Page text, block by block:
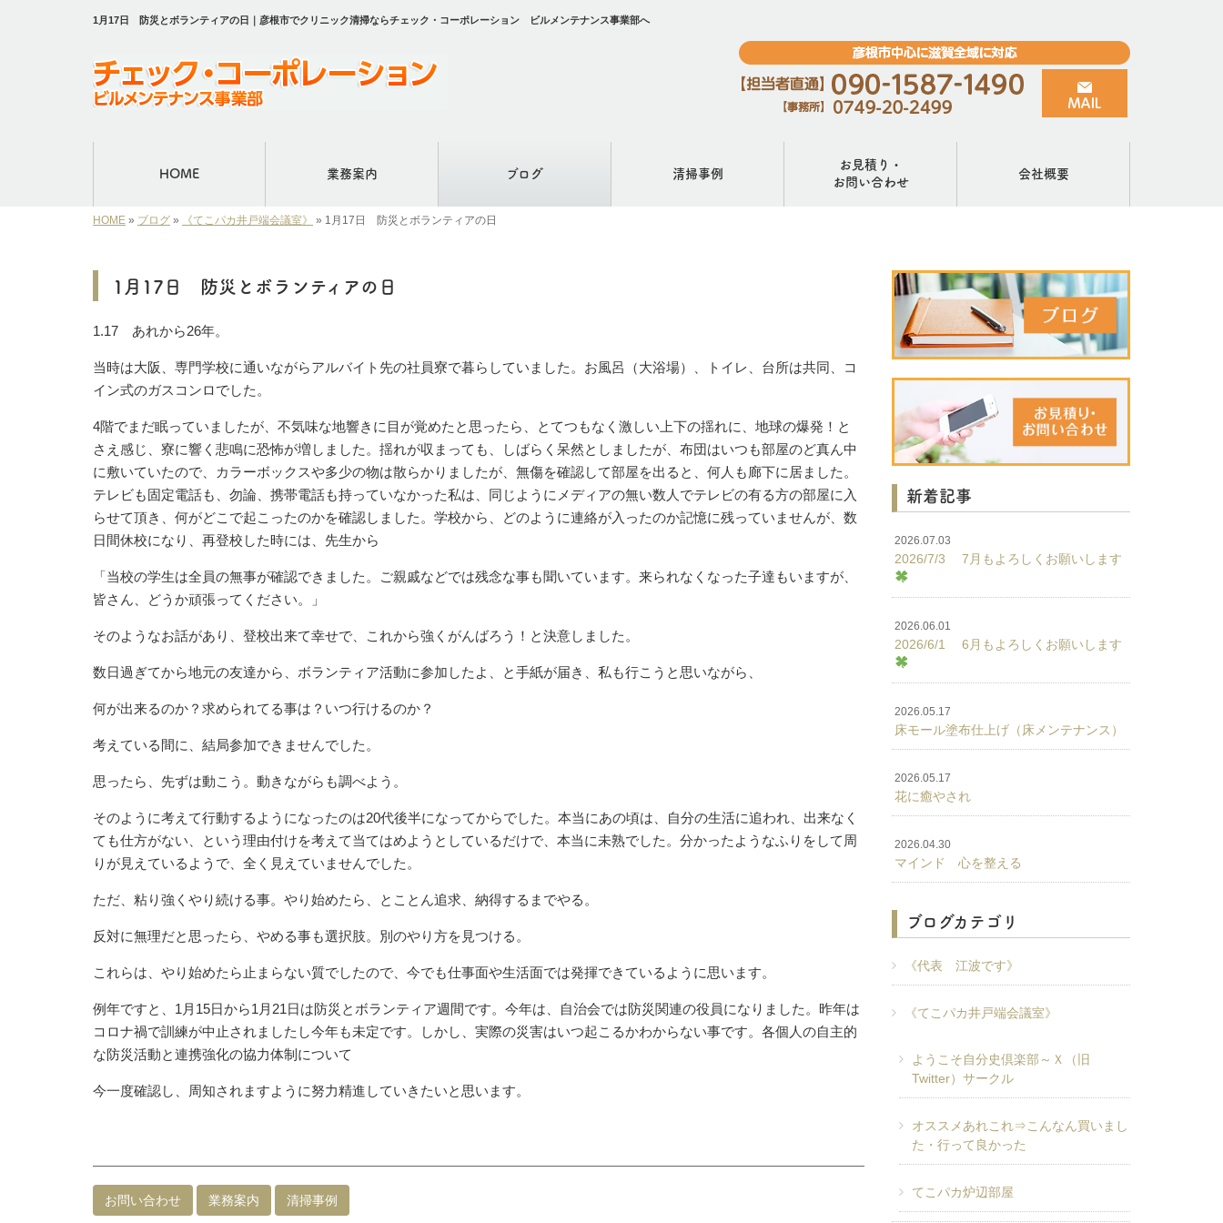
1月17日 防災とボランティアの日｜彦根市でクリニック清掃ならチェック・コーポレーション ビルメンテナンス事業部へ
HOME 業務案内 ブログ 清掃事例
お見積り・
お問い合わせ
会社概要
HOME » ブログ » 《てこパカ井戸端会議室》 » 1月17日 防災とボランティアの日
1月17日 防災とボランティアの日
1.17 あれから26年。
当時は大阪、専門学校に通いながらアルバイト先の社員寮で暮らしていました。お風呂（大浴場）、トイレ、台所は共同、コ
イン式のガスコンロでした。
4階でまだ眠っていましたが、不気味な地響きに目が覚めたと思ったら、とてつもなく激しい上下の揺れに、地球の爆発！と
さえ感じ、寮に響く悲鳴に恐怖が増しました。揺れが収まっても、しばらく呆然としましたが、布団はいつも部屋のど真ん中
に敷いていたので、カラーボックスや多少の物は散らかりましたが、無傷を確認して部屋を出ると、何人も廊下に居ました。
テレビも固定電話も、勿論、携帯電話も持っていなかった私は、同じようにメディアの無い数人でテレビの有る方の部屋に入
らせて頂き、何がどこで起こったのかを確認しました。学校から、どのように連絡が入ったのか記憶に残っていませんが、数
日間休校になり、再登校した時には、先生から
「当校の学生は全員の無事が確認できました。ご親戚などでは残念な事も聞いています。来られなくなった子達もいますが、
皆さん、どうか頑張ってください。」
そのようなお話があり、登校出来て幸せで、これから強くがんばろう！と決意しました。
数日過ぎてから地元の友達から、ボランティア活動に参加したよ、と手紙が届き、私も行こうと思いながら、
何が出来るのか？求められてる事は？いつ行けるのか？
考えている間に、結局参加できませんでした。
思ったら、先ずは動こう。動きながらも調べよう。
そのように考えて行動するようになったのは20代後半になってからでした。本当にあの頃は、自分の生活に追われ、出来なく
ても仕方がない、という理由付けを考えて当てはめようとしているだけで、本当に未熟でした。分かったようなふりをして周
りが見えているようで、全く見えていませんでした。
ただ、粘り強くやり続ける事。やり始めたら、とことん追求、納得するまでやる。
反対に無理だと思ったら、やめる事も選択肢。別のやり方を見つける。
これらは、やり始めたら止まらない質でしたので、今でも仕事面や生活面では発揮できているように思います。
例年ですと、1月15日から1月21日は防災とボランティア週間です。今年は、自治会では防災関連の役員になりました。昨年は
コロナ禍で訓練が中止されましたし今年も未定です。しかし、実際の災害はいつ起こるかわからない事です。各個人の自主的
な防災活動と連携強化の協力体制について
今一度確認し、周知されますように努力精進していきたいと思います。
お問い合わせ 業務案内 清掃事例
新着記事
2026.07.03
2026/7/3 7月もよろしくお願いします
2026.06.01
2026/6/1 6月もよろしくお願いします
2026.05.17
床モール塗布仕上げ（床メンテナンス）
2026.05.17
花に癒やされ
2026.04.30
マインド 心を整える
ブログカテゴリ
《代表 江波です》
《てこパカ井戸端会議室》
ようこそ自分史倶楽部～Ｘ（旧
Twitter）サークル
オススメあれこれ⇒こんなん買いまし
た・行って良かった
てこパカ炉辺部屋